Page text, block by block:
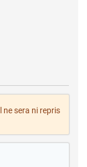
ne sera ni repris